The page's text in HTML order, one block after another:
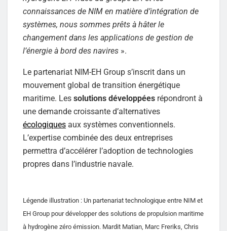
connaissances de NIM en matière d’intégration de
systèmes, nous sommes prêts à hâter le
changement dans les applications de gestion de
l’énergie à bord des navires ».
Le partenariat NIM-EH Group s’inscrit dans un
mouvement global de transition énergétique
maritime. Les solutions développées répondront à
une demande croissante d’alternatives
écologiques aux systèmes conventionnels.
L’expertise combinée des deux entreprises
permettra d’accélérer l’adoption de technologies
propres dans l’industrie navale.
Légende illustration : Un partenariat technologique entre NIM et
EH Group pour développer des solutions de propulsion maritime
à hydrogène zéro émission. Mardit Matian, Marc Freriks, Chris